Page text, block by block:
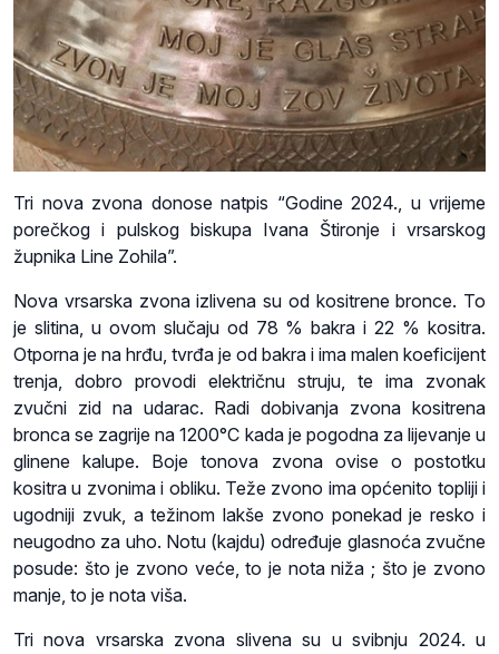
Tri nova zvona donose natpis “Godine 2024., u vrijeme
porečkog i pulskog biskupa Ivana Štironje i vrsarskog
župnika Line Zohila”.
Nova vrsarska zvona izlivena su od kositrene bronce. To
je slitina, u ovom slučaju od 78 % bakra i 22 % kositra.
Otporna je na hrđu, tvrđa je od bakra i ima malen koeficijent
trenja, dobro provodi električnu struju, te ima zvonak
zvučni zid na udarac. Radi dobivanja zvona kositrena
bronca se zagrije na 1200°C kada je pogodna za lijevanje u
glinene kalupe. Boje tonova zvona ovise o postotku
kositra u zvonima i obliku. Teže zvono ima općenito topliji i
ugodniji zvuk, a težinom lakše zvono ponekad je resko i
neugodno za uho. Notu (kajdu) određuje glasnoća zvučne
posude: što je zvono veće, to je nota niža ; što je zvono
manje, to je nota viša.
Tri nova vrsarska zvona slivena su u svibnju 2024. u